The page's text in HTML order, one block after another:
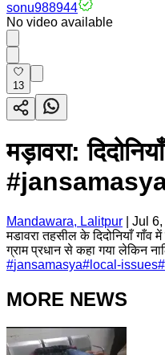
sonu988944
No video available
13
मड़ावरा:
Mandawara, Lalitpur
Jul
मडावरा तहसील के दिदोनियाँ गाँव
ग्राम प्रधान से कहा गया लेकिन
#jansamasya# local-issues#
MORE NEWS